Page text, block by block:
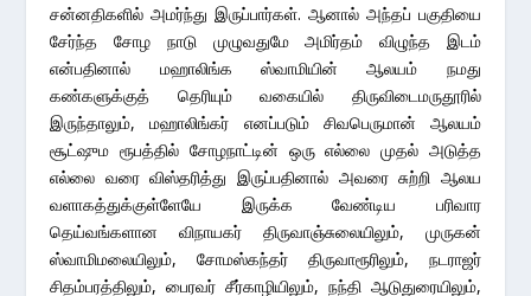
சன்னதிகளில் அமர்ந்து இருப்பார்கள். ஆனால் அந்தப் பகுதியை
சேர்ந்த சோழ நாடு முழுவதுமே அமிர்தம் விழுந்த இடம்
என்பதினால் மஹாலிங்க ஸ்வாமியின் ஆலயம் நமது
கண்களுக்குத் தெரியும் வகையில் திருவிடைமருதூரில்
இருந்தாலும், மஹாலிங்கர் எனப்படும் சிவபெருமான் ஆலயம்
சூட்ஷும ரூபத்தில் சோழநாட்டின் ஒரு எல்லை முதல் அடுத்த
எல்லை வரை விஸ்தரித்து இருப்பதினால் அவரை சுற்றி ஆலய
வளாகத்துக்குள்ளேயே இருக்க வேண்டிய பரிவார
தெய்வங்களான விநாயகர் திருவாஞ்சுலையிலும், முருகன்
ஸ்வாமிமலையிலும், சோமஸ்கந்தர் திருவாரூரிலும், நடராஜர்
சிதம்பரத்திலும், பைரவர் சீர்காழியிலும், நந்தி ஆடுதுரையிலும்,